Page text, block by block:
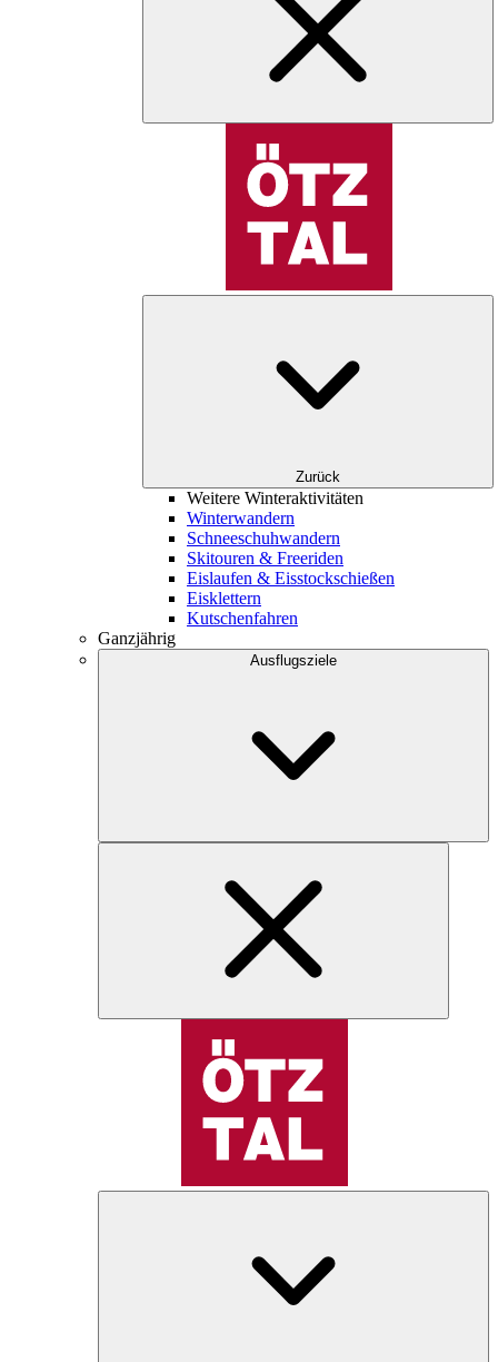
Zurück
Weitere Winteraktivitäten
Winterwandern
Schneeschuhwandern
Skitouren & Freeriden
Eislaufen & Eisstockschießen
Eisklettern
Kutschenfahren
Ganzjährig
Ausflugsziele